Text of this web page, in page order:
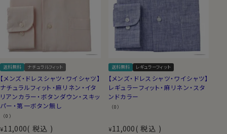
送料無料 ナチュラルフィット
【メンズ・ドレスシャツ・ワイシャツ】
ナチュラルフィット・麻リネン・イタ
リアンカラー・ボタンダウン・スキッ
パー・第一ボタン無し
（0）
¥11,000 税込
送料無料 レギュラーフィット
【メンズ・ドレスシャツ・ワイシャツ】
レギュラーフィット・麻リネン・スタ
ンドカラー
（0）
¥11,000 税込